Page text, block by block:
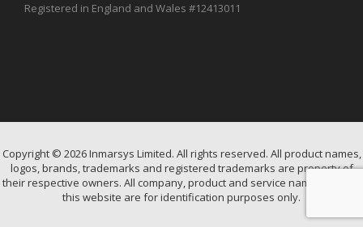
Registered in England and Wales #12413011
Copyright © 2026 Inmarsys Limited. All rights reserved. All product names,
logos, brands, trademarks and registered trademarks are property of
their respective owners. All company, product and service names used in
this website are for identification purposes only.